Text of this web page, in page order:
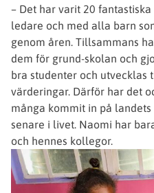
– Det har varit 20
ledare och med alla barn
genom åren. Tillsammans
dem för grund-skolan och
bra studenter och utvecklas
värderingar. Därför har det
många kommit in på
senare i livet. Naomi har
och hennes kollegor.